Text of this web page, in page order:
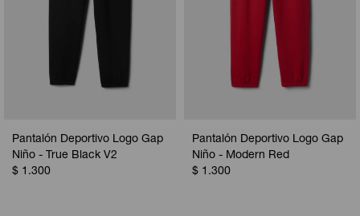
Pantalón Deportivo Logo Gap
Niño - True Black V2
$ 1.300
Pantalón Deportivo Logo Gap
Niño - Modern Red
$ 1.300